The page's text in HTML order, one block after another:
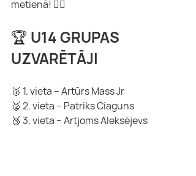
metienā! 🏌️‍♀️
🏆 U14 GRUPAS
UZVARĒTĀJI
🥇 1. vieta – Artūrs Mass Jr
🥈 2. vieta – Patriks Ciaguns
🥉 3. vieta – Artjoms Aleksējevs